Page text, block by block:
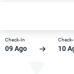
Check-In
09 Ago 10